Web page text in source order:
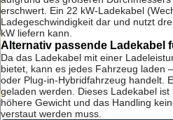
erschwert. Ein 22 kW-Ladekabel
Ladegeschwindigkeit dar und nutzt
kW liefern kann.
Alternativ passende Ladekabel
Da das Ladekabel mit einer
bietet, kann es jedes Fahrzeug laden
oder Plug-in-Hybridfahrzeug handelt.
geladen werden. Dieses Ladekabel
höhere Gewicht und das Handling
verstaut werden muss.